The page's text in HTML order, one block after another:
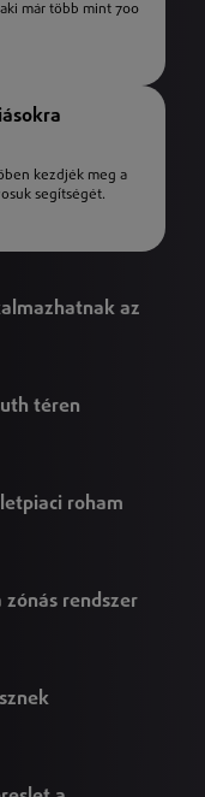
már több mint 700
kezdjék meg a
segítségét.
az
téren
roham
rendszer